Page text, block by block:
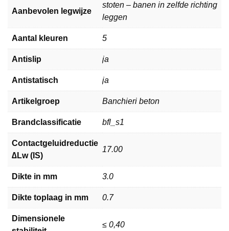
Aanbevolen legwijze
stoten – banen in zelfde richting
leggen
Aantal kleuren 5
Antislip ja
Antistatisch ja
Artikelgroep Banchieri beton
Brandclassificatie bfl_s1
Contactgeluidreductie
∆Lw (IS)
17.00
Dikte in mm 3.0
Dikte toplaag in mm 0.7
Dimensionele
≤ 0,40